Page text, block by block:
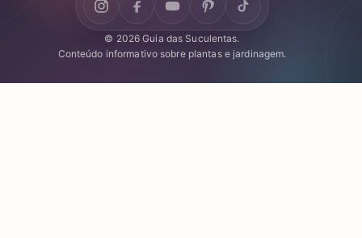
© 2026 Guia das Suculentas.
Conteúdo informativo sobre plantas e jardinagem.